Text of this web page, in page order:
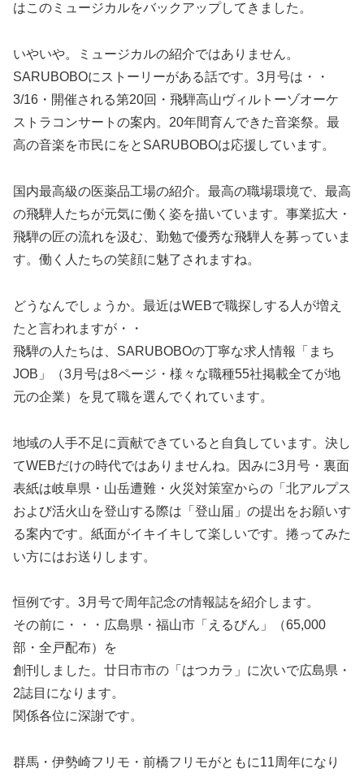
はこのミュージカルをバックアップしてきました。
いやいや。ミュージカルの紹介ではありません。
SARUBOBOにストーリーがある話です。3月号は・・
3/16・開催される第20回・飛騨高山ヴィルトーゾオーケ
ストラコンサートの案内。20年間育んできた音楽祭。最
高の音楽を市民にをとSARUBOBOは応援しています。
国内最高級の医薬品工場の紹介。最高の職場環境で、最高
の飛騨人たちが元気に働く姿を描いています。事業拡大・
飛騨の匠の流れを汲む、勤勉で優秀な飛騨人を募っていま
す。働く人たちの笑顔に魅了されますね。
どうなんでしょうか。最近はWEBで職探しする人が増え
たと言われますが・・
飛騨の人たちは、SARUBOBOの丁寧な求人情報「まち
JOB」（3月号は8ページ・様々な職種55社掲載全てが地
元の企業）を見て職を選んでくれています。
地域の人手不足に貢献できていると自負しています。決し
てWEBだけの時代ではありませんね。因みに3月号・裏面
表紙は岐阜県・山岳遭難・火災対策室からの「北アルプス
および活火山を登山する際は「登山届」の提出をお願いす
る案内です。紙面がイキイキして楽しいです。捲ってみた
い方にはお送りします。
恒例です。3月号で周年記念の情報誌を紹介します。
その前に・・・広島県・福山市「えるびん」（65,000
部・全戸配布）を
創刊しました。廿日市市の「はつカラ」に次いで広島県・
2誌目になります。
関係各位に深謝です。
群馬・伊勢崎フリモ・前橋フリモがともに11周年になり